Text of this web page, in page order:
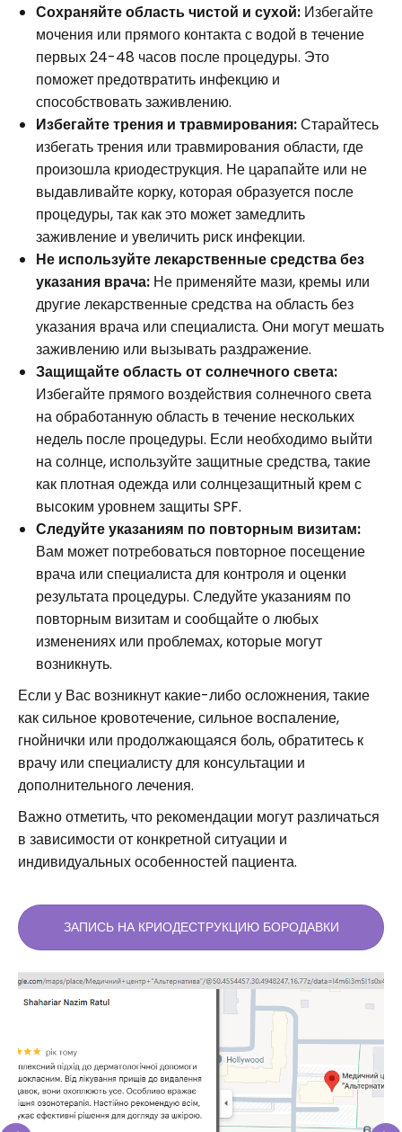
Сохраняйте область чистой и сухой: Избегайте
мочения или прямого контакта с водой в течение
первых 24-48 часов после процедуры. Это
поможет предотвратить инфекцию и
способствовать заживлению.
Избегайте трения и травмирования:Старайтесь
избегать трения или травмирования области, где
произошла криодеструкция. Не царапайте или не
выдавливайте корку, которая образуется после
процедуры, так как это может замедлить
заживление и увеличить риск инфекции.
Не используйте лекарственные средства без
указания врача: Не применяйте мази, кремы или
другие лекарственные средства на область без
указания врача или специалиста. Они могут мешать
заживлению или вызывать раздражение.
Защищайте область от солнечного света:
Избегайте прямого воздействия солнечного света
на обработанную область в течение нескольких
недель после процедуры. Если необходимо выйти
на солнце, используйте защитные средства, такие
как плотная одежда или солнцезащитный крем с
высоким уровнем защиты SPF.
Следуйте указаниям по повторным визитам:
Вам может потребоваться повторное посещение
врача или специалиста для контроля и оценки
результата процедуры. Следуйте указаниям по
повторным визитам и сообщайте о любых
изменениях или проблемах, которые могут
возникнуть.
Если у Вас возникнут какие-либо осложнения, такие
как сильное кровотечение, сильное воспаление,
гнойнички или продолжающаяся боль, обратитесь к
врачу или специалисту для консультации и
дополнительного лечения.
Важно отметить, что рекомендации могут различаться
в зависимости от конкретной ситуации и
индивидуальных особенностей пациента.
ЗАПИСЬ НА КРИОДЕСТРУКЦИЮ БОРОДАВКИ